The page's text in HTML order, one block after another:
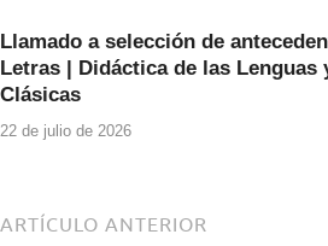
Llamado a selección de
Letras | Didáctica de las
Clásicas
22 de julio de 2026
ARTÍCULO ANTERIOR